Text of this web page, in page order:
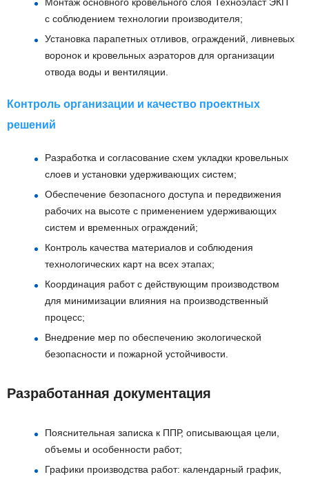
с соблюдением технологии производителя;
Установка парапетных отливов, ограждений, ливневых
воронок и кровельных аэраторов для организации
отвода воды и вентиляции.
Контроль организации и качество проектных
решений
Разработка и согласование схем укладки кровельных
слоев и установки удерживающих систем;
Обеспечение безопасного доступа и передвижения
рабочих на высоте с применением удерживающих
систем и временных ограждений;
Контроль качества материалов и соблюдения
технологических карт на всех этапах;
Координация работ с действующим производством
для минимизации влияния на производственный
процесс;
Внедрение мер по обеспечению экологической
безопасности и пожарной устойчивости.
Разработанная документация
Пояснительная записка к ППР, описывающая цели,
объемы и особенности работ;
Графики производства работ: календарный график,